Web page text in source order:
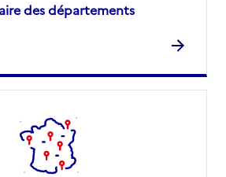
des départements